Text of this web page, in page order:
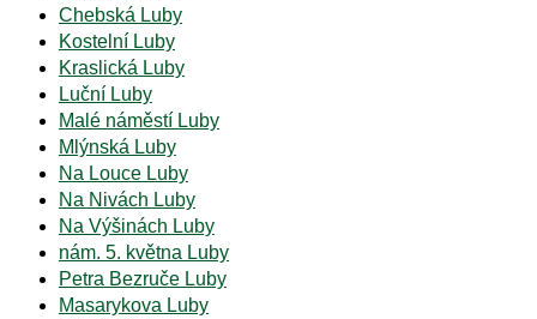
Chebská Luby
Kostelní Luby
Kraslická Luby
Luční Luby
Malé náměstí Luby
Mlýnská Luby
Na Louce Luby
Na Nivách Luby
Na Výšinách Luby
nám. 5. května Luby
Petra Bezruče Luby
Masarykova Luby